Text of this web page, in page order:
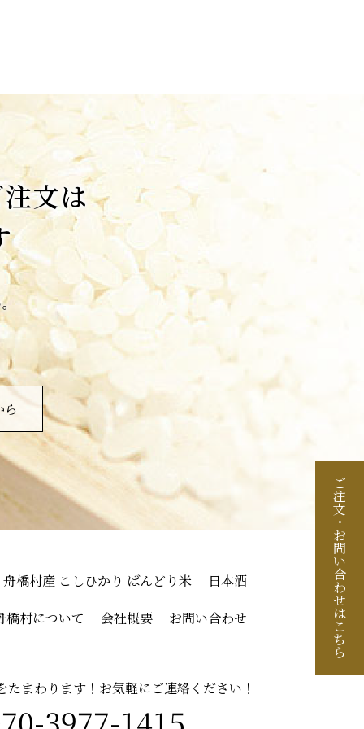
ご
注
文
・
お
問
い
合
わ
せ
は
こ
ち
ら
文は
舟橋村産 こしひかり ばんどり米
日本酒
橋村について
会社概要 お問い合わせ
たまわります！ お気軽にご連絡 ください！